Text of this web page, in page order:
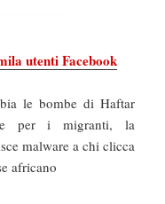
utenti Facebook
le bombe di Haftar
per i migranti, la
malware a chi clicca
africano